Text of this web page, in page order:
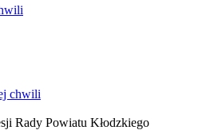
chwili
Rady Powiatu Kłodzkiego